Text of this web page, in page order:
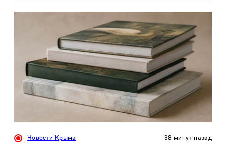
Новости Крыма 38 минут назад